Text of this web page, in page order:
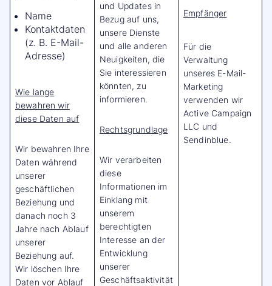
Name
Kontaktdaten
(z. B. E-Mail-
Adresse)
Wie lange
bewahren wir
diese Daten auf
Wir bewahren Ihre
Daten während
unserer
geschäftlichen
Beziehung und
danach noch 3
Jahre nach Ablauf
unserer
Beziehung auf.
Wir löschen Ihre
Daten vor Ablauf
und Updates in
Bezug auf uns,
unsere Dienste
und alle anderen
Neuigkeiten, die
Sie interessieren
könnten, zu
informieren.
Rechtsgrundlage
Wir verarbeiten
diese
Informationen im
Einklang mit
unserem
berechtigten
Interesse an der
Entwicklung
unserer
Geschäftsaktivität
Empfänger
Für die
Verwaltung
unseres E-Mail-
Marketing
verwenden wir
Active Campaign
LLC und
Sendinblue.